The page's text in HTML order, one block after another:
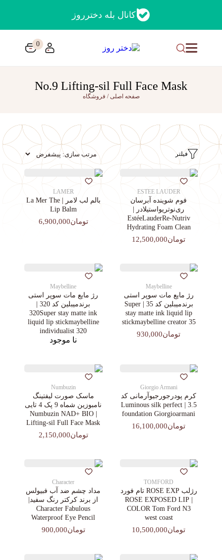
کانال بله دخترروز
0
No.9 Lifting-sil Full Face Mask
صفحه اصلی/ فروشگاه
فیلتر
ESTEE LAUDER
فوم شوینده آبرسان
ری‌نوتریواستیلادر |
EstéeLauderRe-Nutriv
Hydrating Foam Clean
تومان12,500,000
LAMER
بالم لب لامر | La Mer The
Lip Balm
تومان6,900,000
Maybelline
رژ مایع مات سوپر استی‌
برندمیبلین کد 35 | Super
stay matte ink liquid lip
stickmaybelline creator 35
تومان930,000
Maybelline
رژ مایع مات سوپر استی‌
برندمیبلین کد 320 |
320Super stay matte ink
liquid lip stickmaybelline
individualist 320
نا موجود
Giorgio Armani
کرم پودرجورجیوآرمانی کد
3.5 | Luminous silk perfect
foundation Giorgioarmani
تومان16,100,000
Numbuzin
ماسک صورت لیفتینگ
نامبوزین شماه 9 پک 4 تایی
| Numbuzin NAD+ BIO
Lifting-sil Full Face Mask
تومان2,150,000
TOMFORD
رژلب ROSE EXP تام فورد
| ROSE EXPOSED LIP
COLOR Tom Ford N3
west coast
تومان10,500,000
Character
مداد چشم ضد آب فبیولس
از برند کرکتر رنگ سفید|
Character Fabulous
Waterproof Eye Pencil
تومان900,000